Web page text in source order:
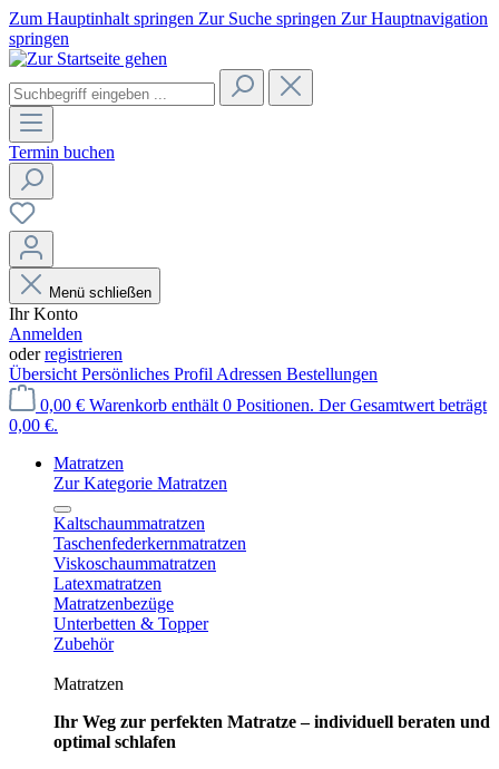
Zum Hauptinhalt springen Zur Suche springen Zur Hauptnavigation
springen
Termin buchen
Menü schließen
Ihr Konto
Anmelden
oderregistrieren
Übersicht Persönliches Profil Adressen Bestellungen
0,00 € Warenkorb enthält 0 Positionen. Der Gesamtwert beträgt
0,00 €.
Matratzen
Zur Kategorie Matratzen
Kaltschaummatratzen
Taschenfederkernmatratzen
Viskoschaummatratzen
Latexmatratzen
Matratzenbezüge
Unterbetten & Topper
Zubehör
Matratzen
Ihr Weg zur perfekten Matratze – individuell beraten und
optimal schlafen